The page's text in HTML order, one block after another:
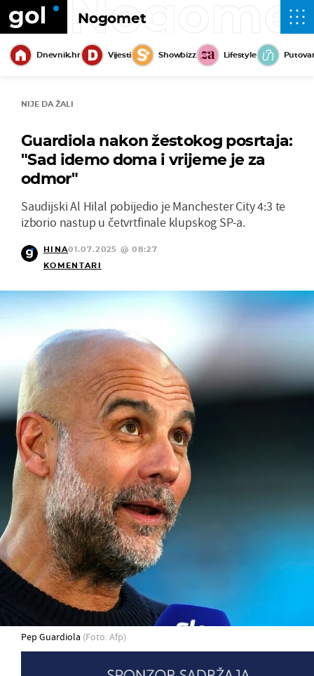
Nogomet
Dnevnik.hr Vijesti Showbizz Lifestyle
NIJE DA ŽALI
Guardiola nakon žestokog posrtaja:
"Sad idemo doma i vrijeme je za
odmor"
Saudijski Al Hilal pobijedio je Manchester City 4:3 te
izborio nastup u četvrtfinale klupskog SP-a.
HINA01.07.2025 @ 08:27
KOMENTARI
Pep Guardiola (Foto: Afp)